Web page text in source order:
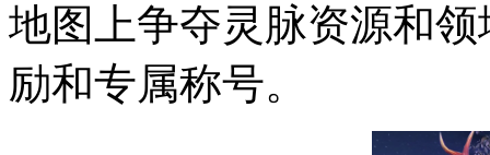
地图上争夺灵脉资源和
励和专属称号。